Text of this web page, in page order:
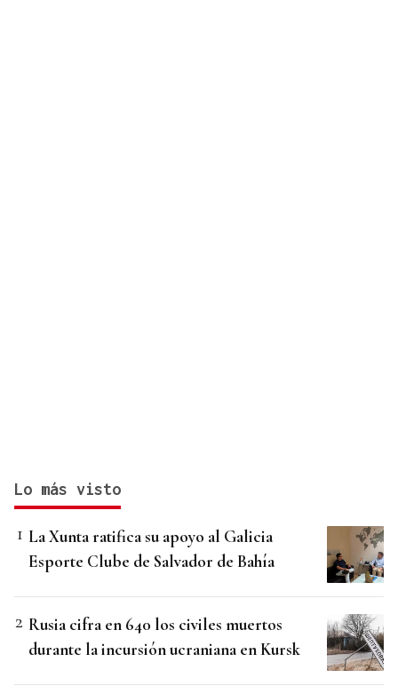
Lo más visto
La Xunta ratifica su apoyo al Galicia
Esporte Clube de Salvador de Bahía
Rusia cifra en 640 los civiles muertos
durante la incursión ucraniana en Kursk